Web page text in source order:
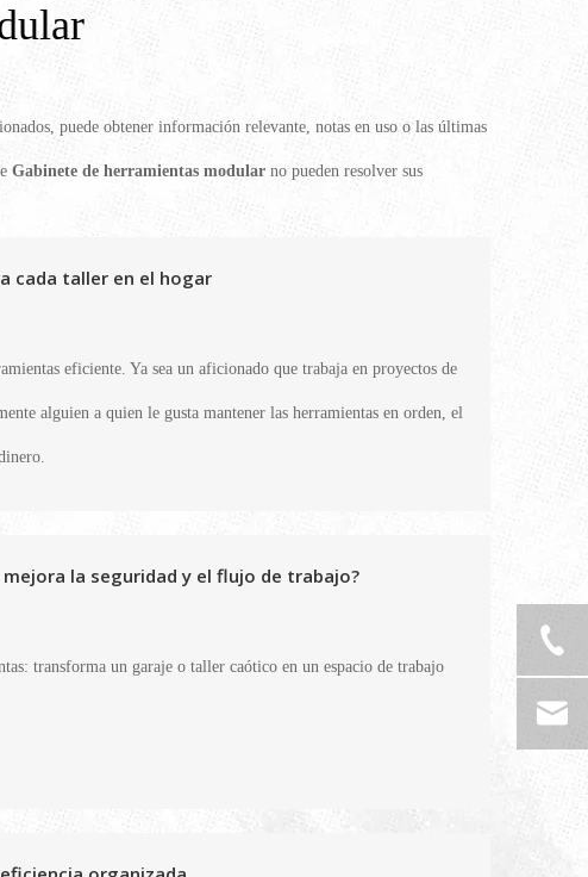
puede obtener información relevante, notas en uso o las últimas
Gabinete de herramientas modular no pueden resolver sus
cada taller en el hogar
eficiente. Ya sea un aficionado que trabaja en proyectos de
alguien a quien le gusta mantener las herramientas en orden, el
la seguridad y el flujo de trabajo?
transforma un garaje o taller caótico en un espacio de trabajo